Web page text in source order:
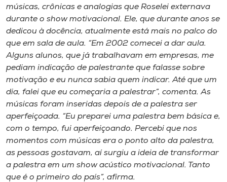
músicas, crônicas e analogias que Roselei externava
durante o show motivacional. Ele, que durante anos se
dedicou à docência, atualmente está mais no palco do
que em sala de aula. “Em 2002 comecei a dar aula.
Alguns alunos, que já trabalhavam em empresas, me
pediam indicação de palestrante que falasse sobre
motivação e eu nunca sabia quem indicar. Até que um
dia, falei que eu começaria a palestrar”, comenta. As
músicas foram inseridas depois de a palestra ser
aperfeiçoada. “Eu preparei uma palestra bem básica e,
com o tempo, fui aperfeiçoando. Percebi que nos
momentos com músicas era o ponto alto da palestra,
as pessoas gostavam, aí surgiu a ideia de transformar
a palestra em um show acústico motivacional. Tanto
que é o primeiro do país”, afirma.